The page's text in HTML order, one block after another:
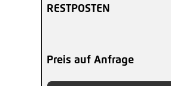
RESTPOSTEN
Preis auf Anfrage